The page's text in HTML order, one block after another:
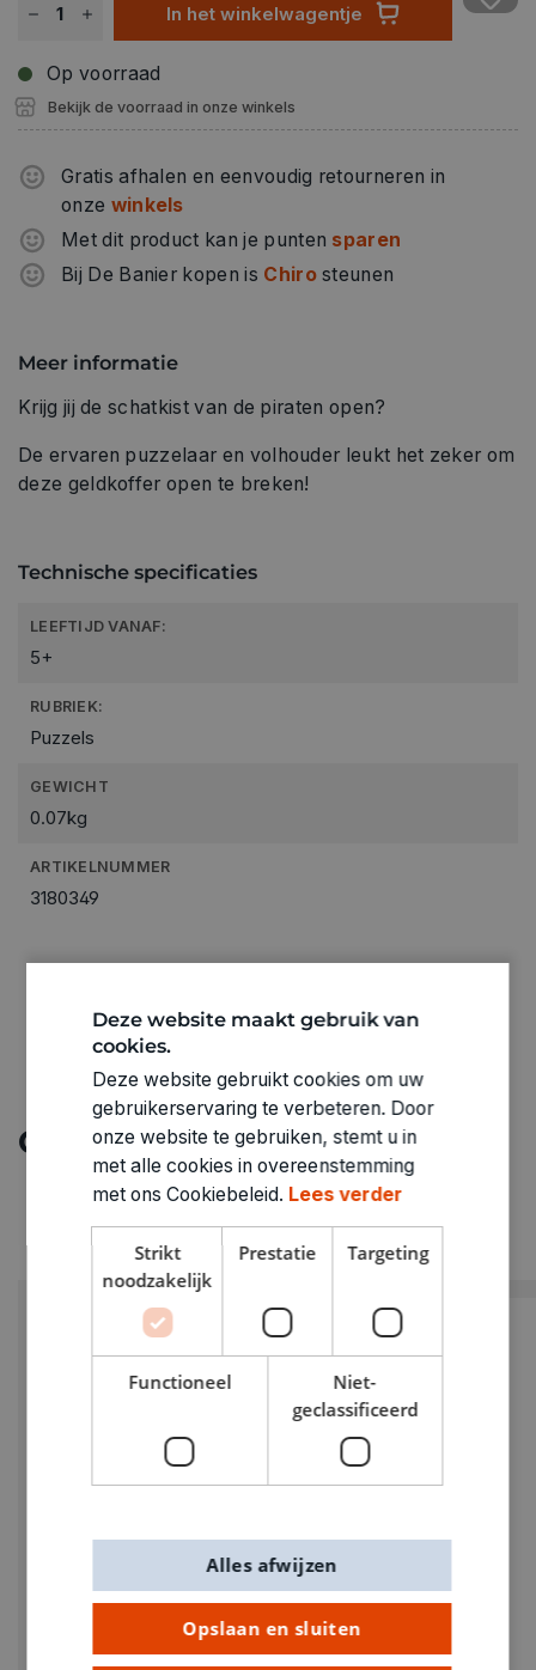
In het winkelwagentje
Op voorraad
Bekijk de voorraad in onze winkels
Gratis afhalen en eenvoudig retourneren in
onze winkels
Met dit product kan je punten sparen
Bij De Banier kopen is Chirosteunen
Meer informatie
Krijg jij de schatkist van de piraten open?
De ervaren puzzelaar en volhouder leukt het zeker om
deze geldkoffer open te breken!
Technische specificaties
LEEFTIJD VANAF:
5+
RUBRIEK:
Puzzels
GEWICHT
0.07kg
ARTIKELNUMMER
3180349
Ontdek meer
Deze website maakt gebruik van
cookies.
Deze website gebruikt cookies om uw
gebruikerservaring te verbeteren. Door
onze website te gebruiken, stemt u in
met alle cookies in overeenstemming
met ons Cookiebeleid. Lees verder
Strikt
noodzakelijk
Prestatie Targeting
Functioneel
Niet-
geclassificeerd
Opslaan en sluiten
Alles afwijzen